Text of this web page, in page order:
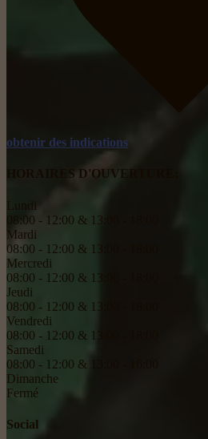
obtenir des indications
HORAIRES D'OUVERTURE:
08:00 - 12:00 & 13:00 - 18:00
Mardi
08:00 - 12:00 & 13:00 - 18:00
Mercredi
08:00 - 12:00 & 13:00 - 18:00
Jeudi
08:00 - 12:00 & 13:00 - 18:00
Vendredi
08:00 - 12:00 & 13:00 - 18:00
Samedi
08:00 - 12:00 & 13:00 - 16:00
Dimanche
Fermé
Social